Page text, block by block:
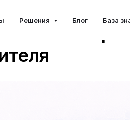
Решения Блог База
центра: